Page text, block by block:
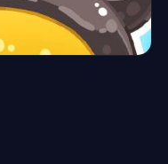
⛶ ملء الشاشة